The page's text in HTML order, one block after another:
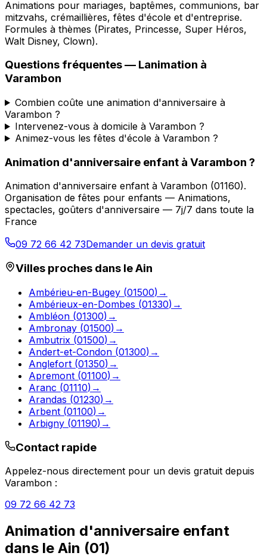
Animations pour mariages, baptêmes, communions, bar
mitzvahs, crémaillières, fêtes d'école et d'entreprise.
Formules à thèmes (Pirates, Princesse, Super Héros,
Walt Disney, Clown).
Questions fréquentes — Lanimation à
Varambon
Combien coûte une animation d'anniversaire à
Varambon ?
Intervenez-vous à domicile à Varambon ?
Animez-vous les fêtes d'école à Varambon ?
Animation d'anniversaire enfant à Varambon ?
Animation d'anniversaire enfant à Varambon (01160).
Organisation de fêtes pour enfants — Animations,
spectacles, goûters d'anniversaire — 7j/7 dans toute la
France
09 72 66 42 73Demander un devis gratuit
Villes proches dans leAin
Ambérieu-en-Bugey (01500) →
Ambérieux-en-Dombes (01330) →
Ambléon (01300) →
Ambronay (01500) →
Ambutrix (01500) →
Andert-et-Condon (01300) →
Anglefort (01350) →
Apremont (01100) →
Aranc (01110) →
Arandas (01230) →
Arbent (01100) →
Arbigny (01190) →
Contact rapide
Appelez-nous directement pour un devis gratuit depuis
Varambon :
09 72 66 42 73
Animation d'anniversaire enfant
dans le Ain (01)